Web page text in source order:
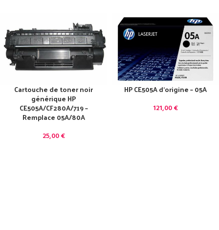
Cartouche de toner noir
générique HP
CE505A/CF280A/719 –
Remplace 05A/80A
25,00€
HP CE505A d’origine – 05A
121,00€